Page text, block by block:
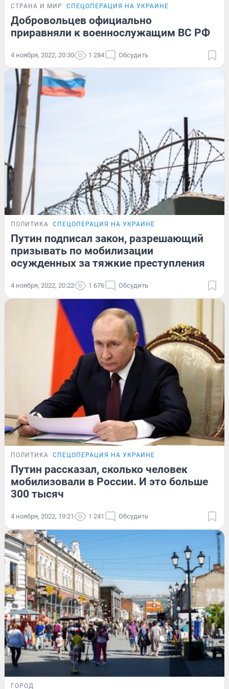
СТРАНА И МИР СПЕЦОПЕРАЦИЯ НА УКРАИНЕ
Добровольцев официально
приравняли к военнослужащим ВС РФ
4 ноября, 2022, 20:30 1 284 Обсудить
ПОЛИТИКА СПЕЦОПЕРАЦИЯ НА УКРАИНЕ
Путин подписал закон, разрешающий
призывать по мобилизации
осужденных за тяжкие преступления
4 ноября, 2022, 20:22 1 676 Обсудить
ПОЛИТИКА СПЕЦОПЕРАЦИЯ НА УКРАИНЕ
Путин рассказал, сколько человек
мобилизовали в России. И это больше
300 тысяч
4 ноября, 2022, 19:21 1 241 Обсудить
ГОРОД